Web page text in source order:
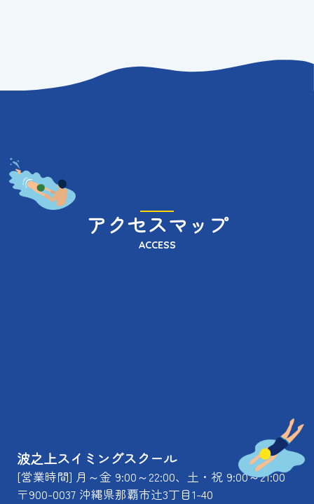
アクセスマップ
ACCESS
波之上スイミングスクール
[営業時間] 月～金 9:00～22:00、土・祝 9:00～21:00
〒900-0037 沖縄県那覇市辻3丁目1-40